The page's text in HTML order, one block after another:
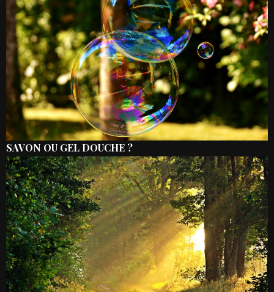
SAVON OU GEL DOUCHE ?